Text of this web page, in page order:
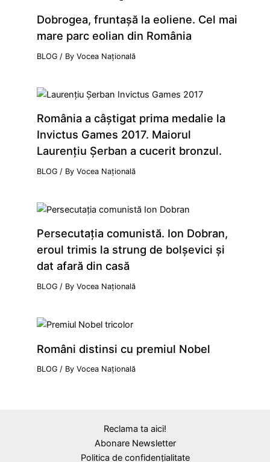
Dobrogea, fruntaşă la eoliene. Cel mai
mare parc eolian din România
BLOG / ByVocea Națională
România a câştigat prima medalie la
Invictus Games 2017. Maiorul
Laurenţiu Şerban a cucerit bronzul.
BLOG / ByVocea Națională
Persecutaţia comunistă. Ion Dobran,
eroul trimis la strung de bolşevici şi
dat afară din casă
BLOG / ByVocea Națională
Români distinsi cu premiul Nobel
BLOG / ByVocea Națională
Reclama ta aici!
Abonare Newsletter
Politica de confidențialitate